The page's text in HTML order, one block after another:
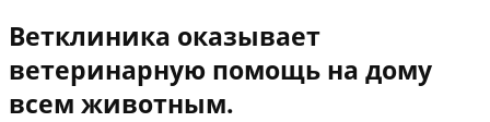
Ветклиника оказывает
ветеринарную помощь на дому
всем животным.